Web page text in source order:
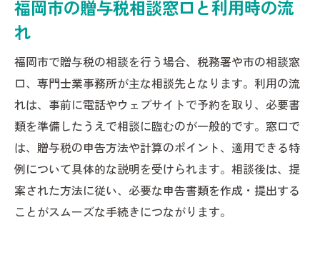
福岡市の贈与税相談窓口と利用時の流
れ
福岡市で贈与税の相談を行う場合、税務署や市の相談窓
口、専門士業事務所が主な相談先となります。利用の流
れは、事前に電話やウェブサイトで予約を取り、必要書
類を準備したうえで相談に臨むのが一般的です。窓口で
は、贈与税の申告方法や計算のポイント、適用できる特
例について具体的な説明を受けられます。相談後は、提
案された方法に従い、必要な申告書類を作成・提出する
ことがスムーズな手続きにつながります。